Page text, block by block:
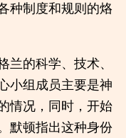
种制度和规则的烙
的科学、技术、
小组成员主要是神
情况，同时，开始
默顿指出这种身份